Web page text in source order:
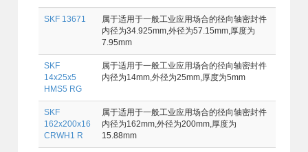
SKF 13671
属于适用于一般工业应用场合的径向轴密封件
内径为34.925mm,外径为57.15mm,厚度为
7.95mm
SKF
14x25x5
HMS5 RG
属于适用于一般工业应用场合的径向轴密封件
内径为14mm,外径为25mm,厚度为5mm
SKF
162x200x16
CRWH1 R
属于适用于一般工业应用场合的径向轴密封件
内径为162mm,外径为200mm,厚度为
15.88mm